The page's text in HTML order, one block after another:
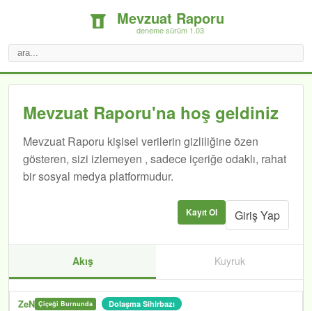
Mevzuat Raporu
deneme sürüm 1.03
Mevzuat Raporu'na hoş geldiniz
Mevzuat Raporu kişisel verilerin gizliliğine özen
gösteren, sizi izlemeyen , sadece içeriğe odaklı, rahat
bir sosyal medya platformudur.
Kayıt Ol Giriş Yap
Akış Kuyruk
ZeN Çiçeği Burnunda Dolaşma Sihirbazı